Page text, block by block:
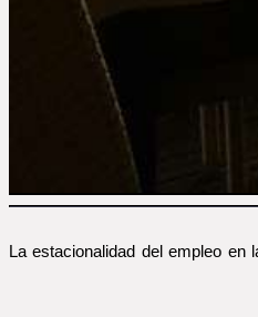
La estacionalidad del empleo